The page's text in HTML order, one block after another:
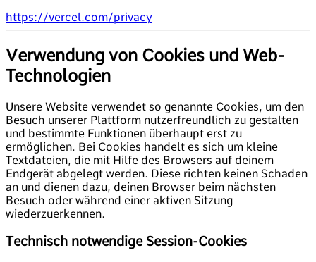
https://vercel.com/privacy
Verwendung von Cookies und Web-
Technologien
Unsere Website verwendet so genannte Cookies, um den
Besuch unserer Plattform nutzerfreundlich zu gestalten
und bestimmte Funktionen überhaupt erst zu
ermöglichen. Bei Cookies handelt es sich um kleine
Textdateien, die mit Hilfe des Browsers auf deinem
Endgerät abgelegt werden. Diese richten keinen Schaden
an und dienen dazu, deinen Browser beim nächsten
Besuch oder während einer aktiven Sitzung
wiederzuerkennen.
Technisch notwendige Session-Cookies